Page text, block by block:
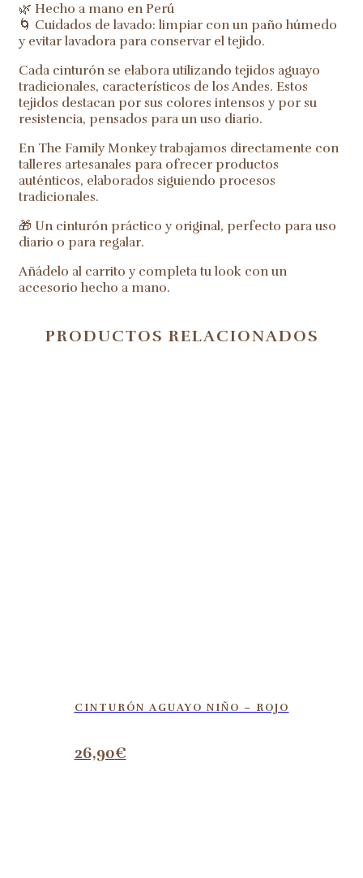
🌿 Hecho a mano en Perú
🌀 Cuidados de lavado: limpiar con un paño húmedo
y evitar lavadora para conservar el tejido.
Cada cinturón se elabora utilizando tejidos aguayo
tradicionales, característicos de los Andes. Estos
tejidos destacan por sus colores intensos y por su
resistencia, pensados para un uso diario.
En The Family Monkey trabajamos directamente con
talleres artesanales para ofrecer productos
auténticos, elaborados siguiendo procesos
tradicionales.
🎁 Un cinturón práctico y original, perfecto para uso
diario o para regalar.
Añádelo al carrito y completa tu look con un
accesorio hecho a mano.
PRODUCTOS RELACIONADOS
CINTURÓN AGUAYO NIÑO – ROJO
26,90€